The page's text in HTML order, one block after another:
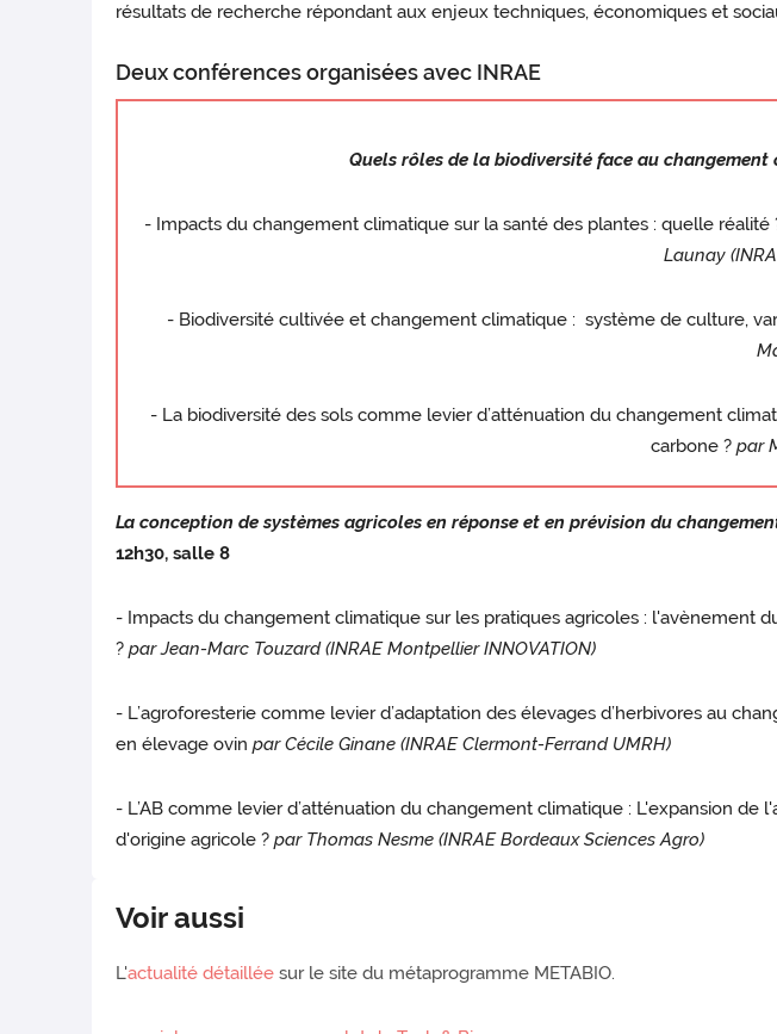
résultats de recherche répondant aux enjeux techniques, économiques et
Deux conférences organisées avec INRAE
Quels rôles de la biodiversité face au changement
- Impacts du changement climatique sur la santé des plantes : quelle
Launay
- Biodiversité cultivée et changement climatique : système de culture,
- La biodiversité des sols comme levier d’atténuation du changement
carbone ?par
La conception de systèmes agricoles en réponse et en prévision du
12h30, salle 8
- Impacts du changement climatique sur les pratiques agricoles : l'avènement
?par Jean-Marc Touzard (INRAE Montpellier INNOVATION)
- L’agroforesterie comme levier d’adaptation des élevages d’herbivores au
en élevage ovinpar Cécile Ginane (INRAE Clermont-Ferrand UMRH)
- L’AB comme levier d’atténuation du changement climatique : L'expansion
d'origine agricole ?par Thomas Nesme (INRAE Bordeaux Sciences Agro)
Voir aussi
L'actualité détaillée sur le site du métaprogramme METABIO.